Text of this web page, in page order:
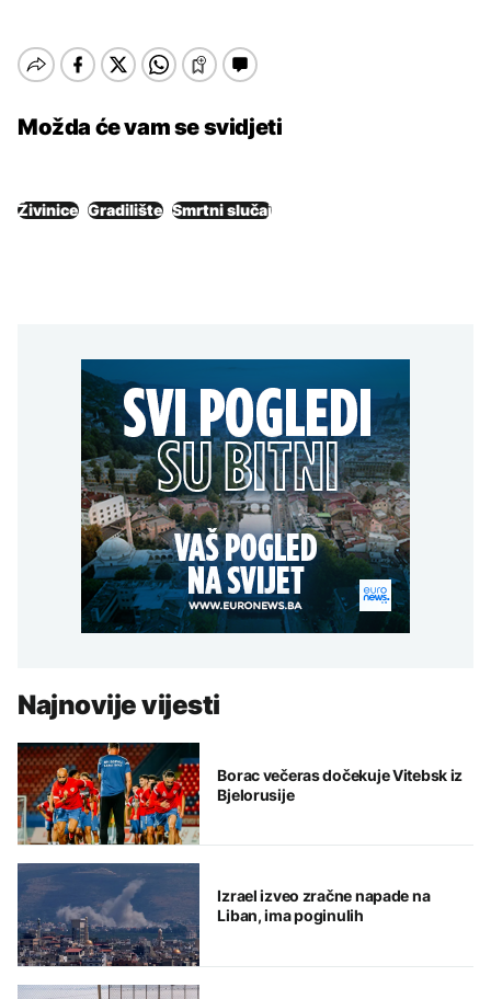
Možda će vam se svidjeti
Živinice Gradilište Smrtni slučaj
Najnovije vijesti
Borac večeras dočekuje Vitebsk iz
Bjelorusije
Izrael izveo zračne napade na
Liban, ima poginulih